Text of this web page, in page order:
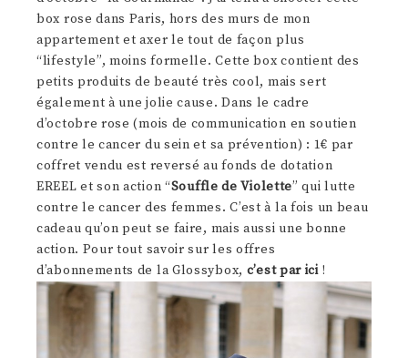
box rose dans Paris, hors des murs de mon
appartement et axer le tout de façon plus
“lifestyle”, moins formelle. Cette box contient des
petits produits de beauté très cool, mais sert
également à une jolie cause. Dans le cadre
d’octobre rose (mois de communication en soutien
contre le cancer du sein et sa prévention) : 1€ par
coffret vendu est reversé au fonds de dotation
EREEL et son action “Souffle de Violette” qui lutte
contre le cancer des femmes. C’est à la fois un beau
cadeau qu’on peut se faire, mais aussi une bonne
action. Pour tout savoir sur les offres
d’abonnements de la Glossybox, c’est par ici!